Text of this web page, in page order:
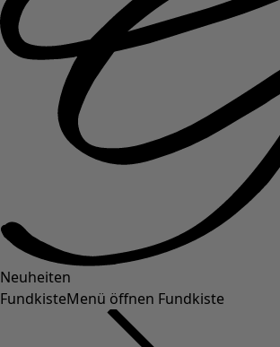
Neuheiten
FundkisteMenü öffnen Fundkiste